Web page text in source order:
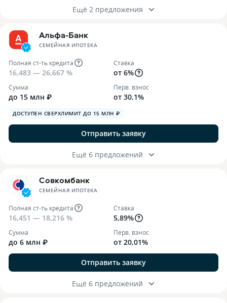
Ещё 2 предложения
Альфа-Банк
СЕМЕЙНАЯ ИПОТЕКА
Полная ст-ть кредита
16,483 — 26,667 %
Ставка
от 6%
Сумма
до 15 млн ₽
Перв. взнос
от 30,1%
ДОСТУПЕН СВЕРХЛИМИТ ДО 15 МЛН ₽
Отправить заявку
Ещё 6 предложений
Совкомбанк
СЕМЕЙНАЯ ИПОТЕКА
Полная ст-ть кредита
16,451 — 18,216 %
Ставка
5,89%
Сумма
до 6 млн ₽
Перв. взнос
от 20,01%
Отправить заявку
Ещё 6 предложений